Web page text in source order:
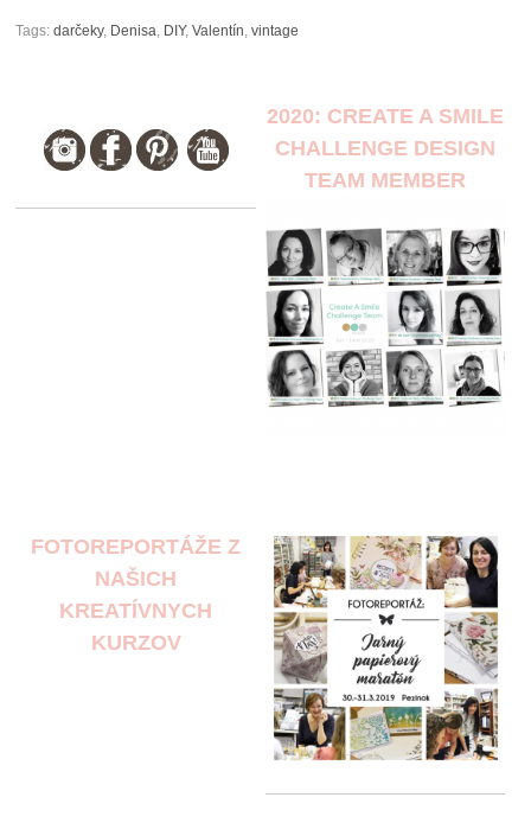
Tags:darčeky, Denisa, DIY,Valentín,vintage
2020: CREATE A SMILE
CHALLENGE DESIGN
TEAM MEMBER
FOTOREPORTÁŽE Z
NAŠICH
KREATÍVNYCH
KURZOV